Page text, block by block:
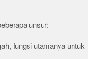
unsur:
fungsi utamanya untuk